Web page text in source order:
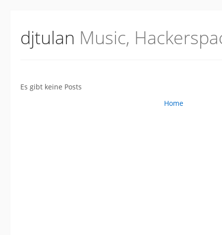
djtulan Music,
Es gibt keine Posts
Home